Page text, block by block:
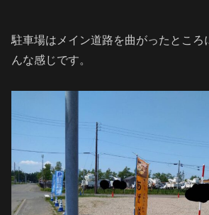
駐車場はメイン道路を曲がったところ
んな感じです。